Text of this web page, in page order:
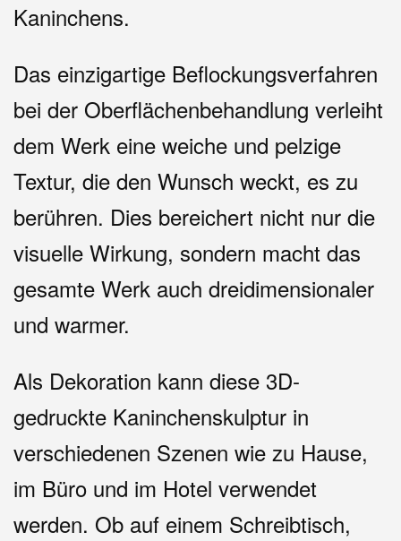
Kaninchens.
Das einzigartige Beflockungsverfahren
bei der Oberflächenbehandlung verleiht
dem Werk eine weiche und pelzige
Textur, die den Wunsch weckt, es zu
berühren. Dies bereichert nicht nur die
visuelle Wirkung, sondern macht das
gesamte Werk auch dreidimensionaler
und warmer.
Als Dekoration kann diese 3D-
gedruckte Kaninchenskulptur in
verschiedenen Szenen wie zu Hause,
im Büro und im Hotel verwendet
werden. Ob auf einem Schreibtisch,